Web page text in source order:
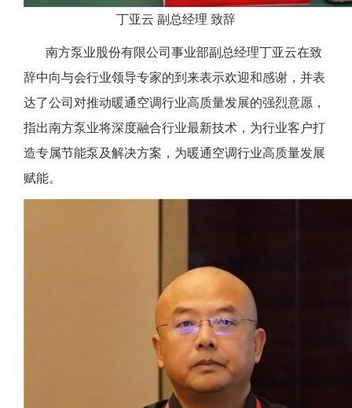
丁亚云 副总经理 致辞
南方泵业股份有限公司事业部副总经理丁亚云在致
辞中向与会行业领导专家的到来表示欢迎和感谢，并表
达了公司对推动暖通空调行业高质量发展的强烈意愿，
指出南方泵业将深度融合行业最新技术，为行业客户打
造专属节能泵及解决方案，为暖通空调行业高质量发展
赋能。